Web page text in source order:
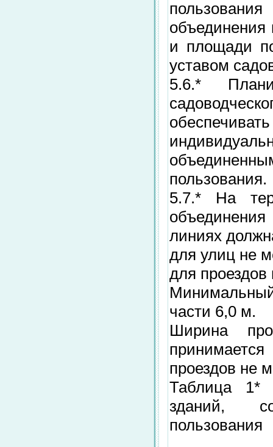
объединения
и площади
уставом
5.6.*
пользования.
5.7.* На
линиях
для улиц не
для
части 6,0 м.
Ширина
проездов не
Таблица 1*
зданий,
пользования